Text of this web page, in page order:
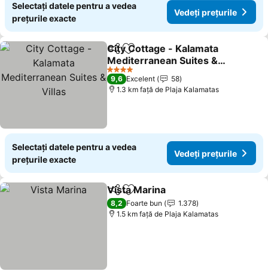
Selectați datele pentru a vedea
prețurile exacte
Vedeți prețurile
DistribuițiAdăugaţi la favorite
City Cottage - Kalamata
Mediterranean Suites &
Villas
4 Stele
9,6 Excelent
58
1.3 km faţă de Plaja Kalamatas
Selectați datele pentru a vedea
prețurile exacte
Vedeți prețurile
DistribuițiAdăugaţi la favorite
Vista Marina
8,2 Foarte bun
1.378
1.5 km faţă de Plaja Kalamatas